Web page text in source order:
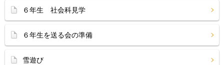
６年生 社会科見学
６年生を送る会の準備
雪遊び